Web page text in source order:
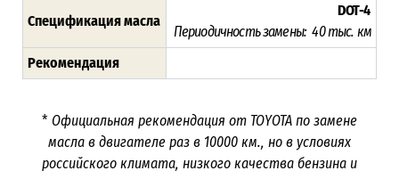
Спецификация масла
DOT-4
Периодичность замены: 40 тыс. км
Рекомендация
* Официальная рекомендация от TOYOTA по замене
масла в двигателе раз в 10000 км., но в условиях
российского климата, низкого качества бензина и